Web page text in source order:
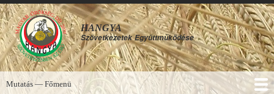
Ugrás
a
tartalomra
HANGYA
Szövetkezetek Együttműködése
Főmenü
Mutatás — Főmenü